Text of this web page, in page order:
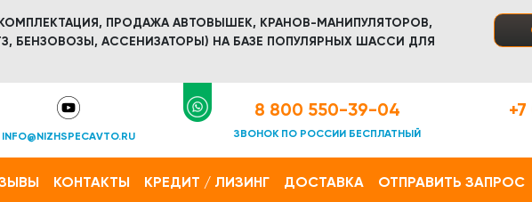
ПРОДАЖА АВТОВЫШЕК, КРАНОВ-МАНИПУЛЯТОРОВ,
БЕНЗОВОЗЫ, АССЕНИЗАТОРЫ) НА БАЗЕ ПОПУЛЯРНЫХ ШАССИ ДЛЯ
INFO@NIZHSPECAVTO.RU
8 800 550-39-04
ЗВОНОК ПО РОССИИ БЕСПЛАТНЫЙ
КОНТАКТЫ КРЕДИТ / ЛИЗИНГ ДОСТАВКА ОТПРАВИТЬ ЗАПРОС